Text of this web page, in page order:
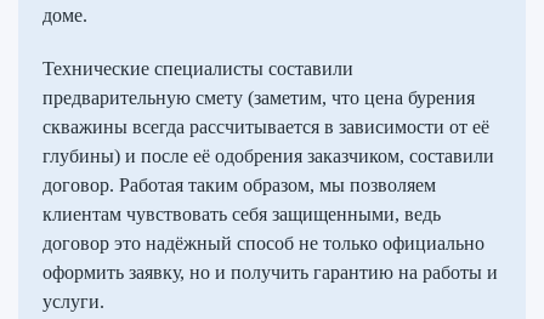
доме.
Технические специалисты составили
предварительную смету (заметим, что цена бурения
скважины всегда рассчитывается в зависимости от её
глубины) и после её одобрения заказчиком, составили
договор. Работая таким образом, мы позволяем
клиентам чувствовать себя защищенными, ведь
договор это надёжный способ не только официально
оформить заявку, но и получить гарантию на работы и
услуги.